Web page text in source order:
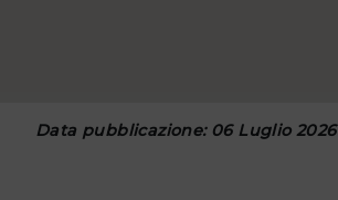
Data pubblicazione: 06 Luglio 2026